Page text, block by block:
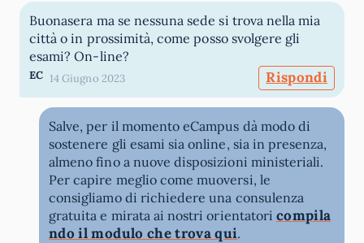
Buonasera ma se nessuna sede si trova nella mia
città o in prossimità, come posso svolgere gli
esami? On-line?
EC 14 Giugno 2023 Rispondi
Salve, per il momento eCampus dà modo di
sostenere gli esami sia online, sia in presenza,
almeno fino a nuove disposizioni ministeriali.
Per capire meglio come muoversi, le
consigliamo di richiedere una consulenza
gratuita e mirata ai nostri orientatori compila
ndo il modulo che trova qui.